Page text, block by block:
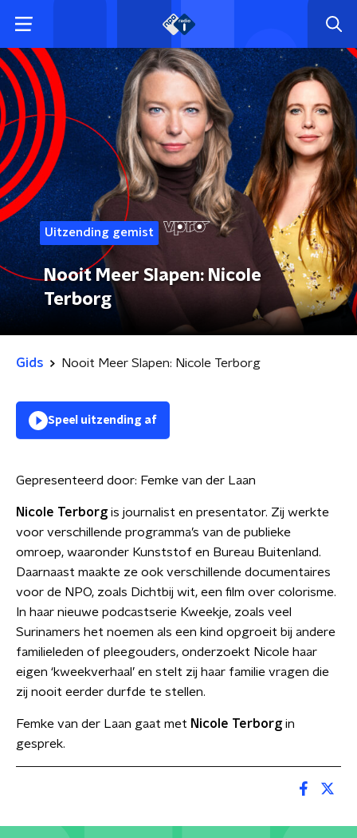
Uitzending gemist
Nooit Meer Slapen: Nicole
Terborg
Gids Nooit Meer Slapen: Nicole Terborg
Speel uitzending af
Gepresenteerd door: Femke van der Laan
Nicole Terborgis journalist en presentator. Zij werkte
voor verschillende programma’s van de publieke
omroep, waaronder Kunststof en Bureau Buitenland.
Daarnaast maakte ze ook verschillende documentaires
voor de NPO, zoals Dichtbij wit, een film over colorisme.
In haar nieuwe podcastserie Kweekje, zoals veel
Surinamers het noemen als een kind opgroeit bij andere
familieleden of pleegouders, onderzoekt Nicole haar
eigen ‘kweekverhaal’ en stelt zij haar familie vragen die
zij nooit eerder durfde te stellen.
Femke van der Laan gaat met Nicole Terborgin
gesprek.